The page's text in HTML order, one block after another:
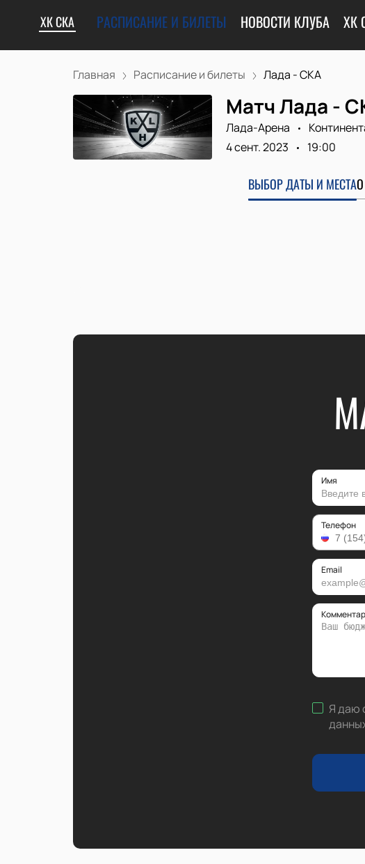
ХК СКА РАСПИСАНИЕ И БИЛЕТЫ НОВОСТИ КЛУБА ХК
Главная Расписание и билеты Лада - СКА
Матч Лада -
Лада-Арена
4 сент. 2023
19:00
ВЫБОР ДАТЫ И МЕСТА
Имя
Телефон
Email
Я даю